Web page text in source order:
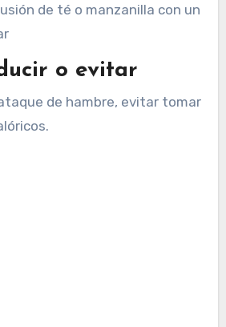
de té o manzanilla con un
o evitar
de hambre, evitar tomar